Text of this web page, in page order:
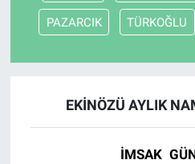
PAZARCIK TÜRKOĞLU
EKİNÖZÜ AYLIK
İMSAK